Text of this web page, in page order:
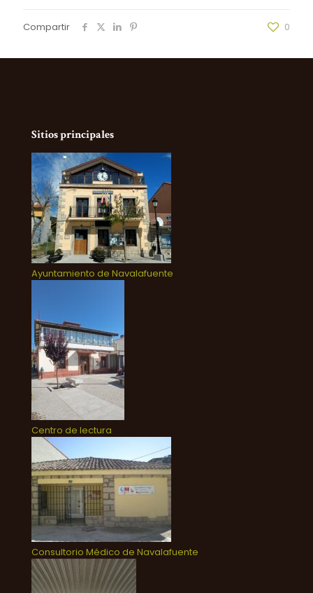
Compartir 0
Sitios principales
Ayuntamiento de Navalafuente
Centro de lectura
Consultorio Médico de Navalafuente